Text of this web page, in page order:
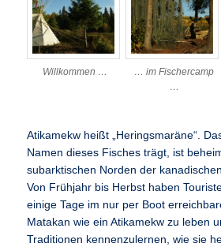
Willkommen …
… im Fischercamp
…
Atikamekw heißt „Heringsmaräne“.
Namen dieses Fisches trägt, ist
subarktischen Norden der
Von Frühjahr bis Herbst haben
einige Tage im nur per Boot
Matakan wie ein Atikamekw zu leben
Traditionen kennenzulernen, wie sie